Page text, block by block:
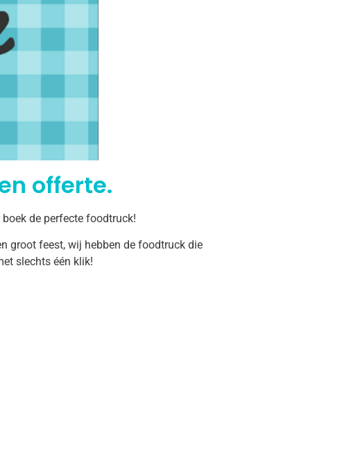
offerte.
de perfecte foodtruck!
groot feest, wij hebben de foodtruck die
slechts één klik!